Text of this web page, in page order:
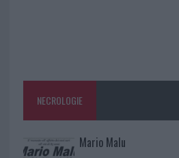
NECROLOGIE
Mario Malu